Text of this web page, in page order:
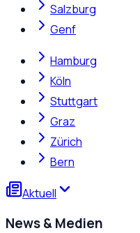
Salzburg
Genf
Hamburg
Köln
Stuttgart
Graz
Zürich
Bern
Aktuell
News & Medien